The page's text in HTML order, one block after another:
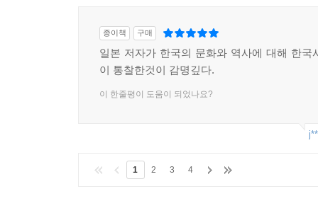
종이책 구매
일본 저자가 한국의 문화와 역사에 대해 한국
이 통찰한것이 감명깊다.
이 한줄평이 도움이 되었나요?
1 2 3 4